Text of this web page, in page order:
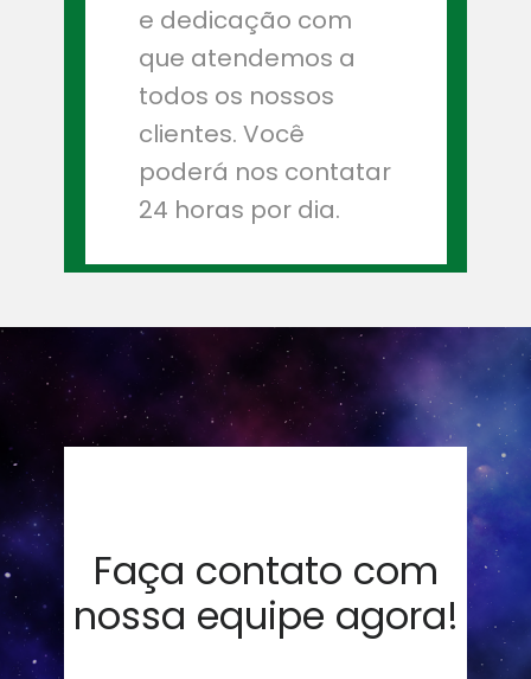
e dedicação com
que atendemos a
todos os nossos
clientes. Você
poderá nos contatar
24 horas por dia.
Faça contato com
nossa equipe agora!